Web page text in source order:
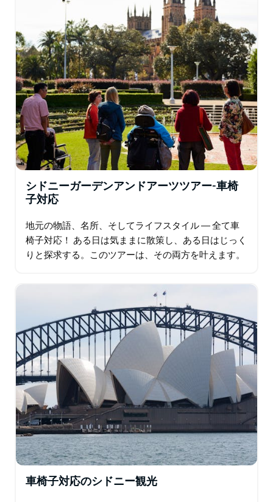
シドニーガーデンアンドアーツツアー-車椅
子対応
地元の物語、名所、そしてライフスタイル ― 全て車
椅子対応！ ある日は気ままに散策し、ある日はじっく
りと探求する。このツアーは、その両方を叶えます。
な一日で巡ります。自然、世界一流のアート…
車椅子対応のシドニー観光